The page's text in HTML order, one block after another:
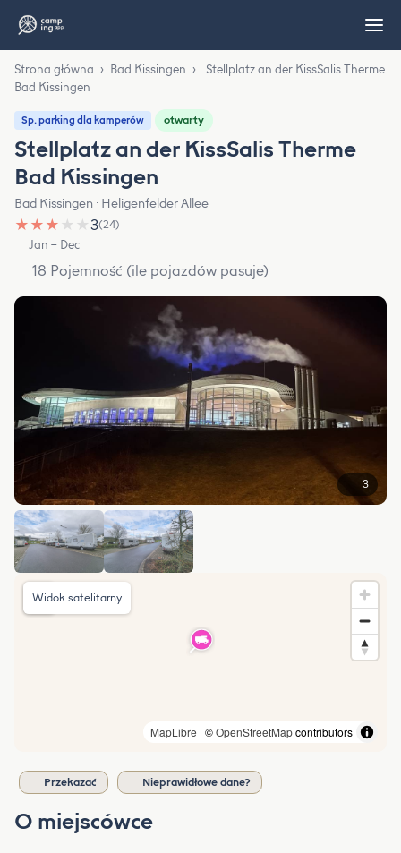
Strona główna › Bad Kissingen ›
Stellplatz an der KissSalis Therme
Bad Kissingen
Sp. parking dla kamperów otwarty
Stellplatz an der KissSalis Therme
Bad Kissingen
Bad Kissingen · Heligenfelder Allee
★ ★ ★ ★ ★3(24)
Jan – Dec
18 Pojemność (ile pojazdów pasuje)
3
MapLibre | ©OpenStreetMapcontributors
Widok satelitarny
Przekazać Nieprawidłowe dane?
O miejscówce